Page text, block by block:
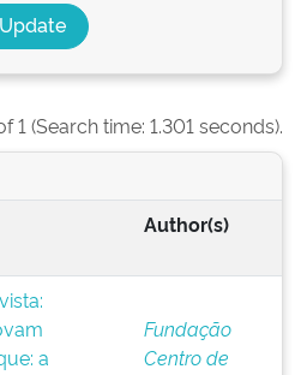
1 (Search time: 1.301 seconds).
Author(s)
a
Fundação
Centro de